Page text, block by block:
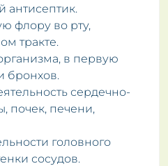
антисептик.
флору во рту,
тракте.
в первую
бронхов.
сердечно-
почек, печени,
головного
сосудов.